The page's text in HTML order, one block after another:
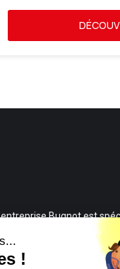
Bugnot est
depuis 1915 et
et fiable pour
!